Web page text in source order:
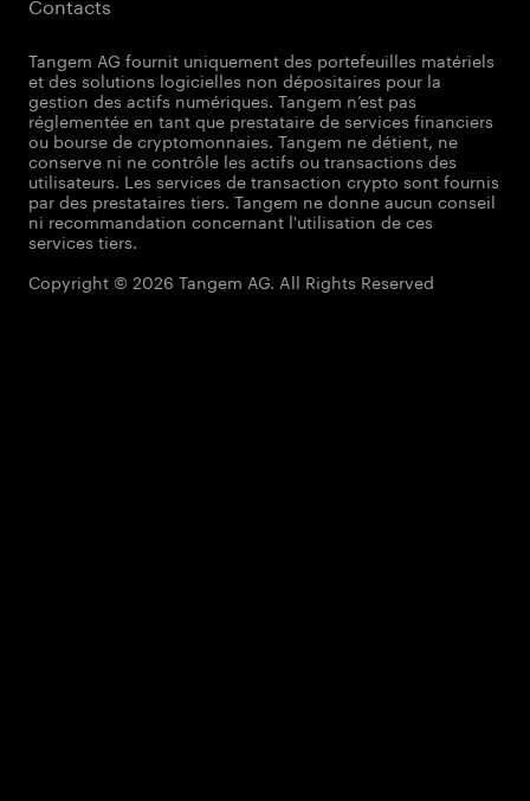
Tangem AG fournit uniquement des portefeuilles matériels
et des solutions logicielles non dépositaires pour la
gestion des actifs numériques. Tangem n’est pas
réglementée en tant que prestataire de services financiers
ou bourse de cryptomonnaies. Tangem ne détient, ne
conserve ni ne contrôle les actifs ou transactions des
utilisateurs. Les services de transaction crypto sont fournis
par des prestataires tiers. Tangem ne donne aucun conseil
ni recommandation concernant l'utilisation de ces
services tiers.